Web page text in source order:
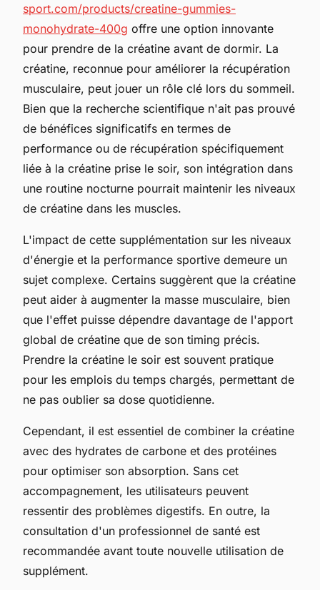
sport.com/products/creatine-gummies-
monohydrate-400g offre une option innovante
pour prendre de la créatine avant de dormir. La
créatine, reconnue pour améliorer la récupération
musculaire, peut jouer un rôle clé lors du sommeil.
Bien que la recherche scientifique n'ait pas prouvé
de bénéfices significatifs en termes de
performance ou de récupération spécifiquement
liée à la créatine prise le soir, son intégration dans
une routine nocturne pourrait maintenir les niveaux
de créatine dans les muscles.
L'impact de cette supplémentation sur les niveaux
d'énergie et la performance sportive demeure un
sujet complexe. Certains suggèrent que la créatine
peut aider à augmenter la masse musculaire, bien
que l'effet puisse dépendre davantage de l'apport
global de créatine que de son timing précis.
Prendre la créatine le soir est souvent pratique
pour les emplois du temps chargés, permettant de
ne pas oublier sa dose quotidienne.
Cependant, il est essentiel de combiner la créatine
avec des hydrates de carbone et des protéines
pour optimiser son absorption. Sans cet
accompagnement, les utilisateurs peuvent
ressentir des problèmes digestifs. En outre, la
consultation d'un professionnel de santé est
recommandée avant toute nouvelle utilisation de
supplément.